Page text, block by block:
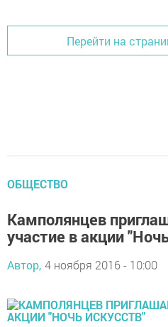
Перейти на
ОБЩЕСТВО
Камполянцев
участие в акции
Автор, 4 ноября 2016 - 10:00